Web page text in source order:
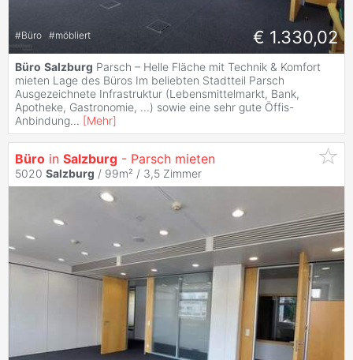
#Büro #möbliert € 1.330,02
Büro Salzburg Parsch – Helle Fläche mit Technik & Komfort
mieten Lage des Büros Im beliebten Stadtteil Parsch
Ausgezeichnete Infrastruktur (Lebensmittelmarkt, Bank,
Apotheke, Gastronomie, ...) sowie eine sehr gute Öffis-
Anbindung... [Mehr]
Büro in Salzburg - Parsch mieten
5020 Salzburg / 99m² / 3,5 Zimmer